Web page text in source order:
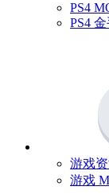
PS4
PS4
游戏
游戏